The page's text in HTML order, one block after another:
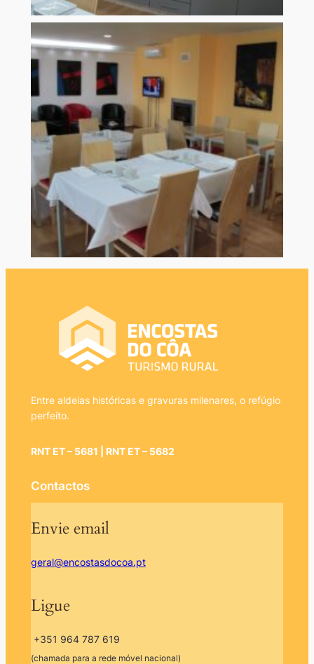
Entre aldeias históricas e gravuras milenares, o refúgio
perfeito.
RNT ET – 5681 | RNT ET – 5682
Contactos
Envie email
geral@encostasdocoa.pt
Ligue
+351 964 787 619
(chamada para a rede móvel nacional)